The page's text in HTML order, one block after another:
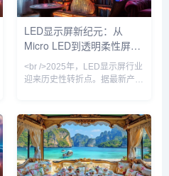
Micro LED透明电视，像素间距
突破0.3mm，亮度达到
10000nits，在强光环境下依然
保持高对比度。与此同时，
速渗透
LED显示屏新纪元：从
Micro LED到透明柔性屏，
2025年技术革命如何重塑
视觉产业
<br />2025年，LED显示屏行业
迎来历史性转折点。据最新产业
99.9%，单颗成本下降40%，这
意味着困扰行业十年的“量产魔
咒”正式解除。与传统的LCD和
OLED相比，Micro LED在亮
度、寿命和响应速度上实现了数